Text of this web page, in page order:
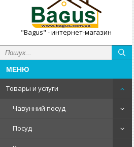
"Bagus" - интернет-магазин
Товары и услуги
Чавунний посуд
Посуд